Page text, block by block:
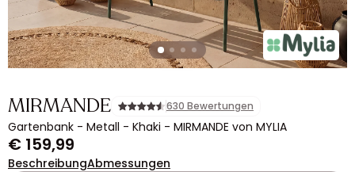
MIRMANDE 630 Bewertungen
Gartenbank - Metall - Khaki - MIRMANDE von MYLIA
€ 159,99
BeschreibungAbmessungen